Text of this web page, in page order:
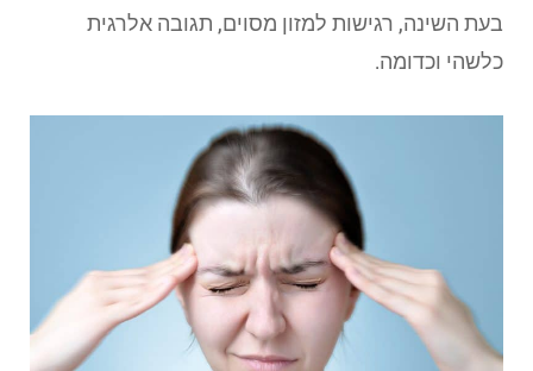
בעת השינה, רגישות למזון מסוים, תגובה אלרגית
כלשהי וכדומה.